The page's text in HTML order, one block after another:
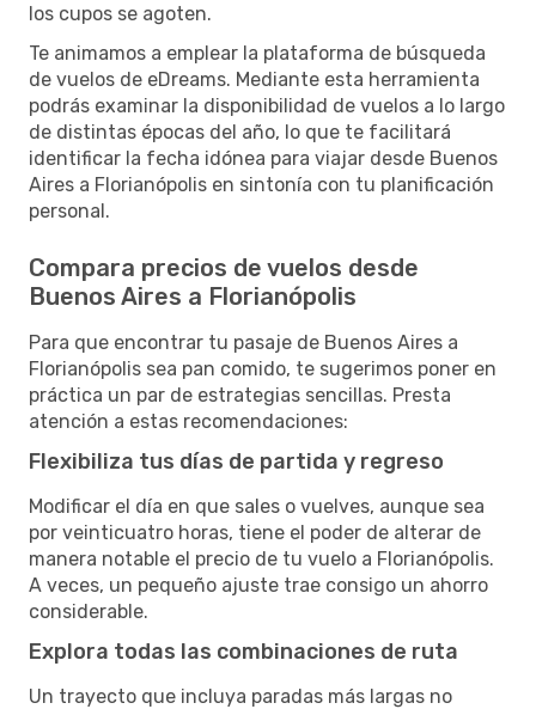
los cupos se agoten.
Te animamos a emplear la plataforma de búsqueda
de vuelos de eDreams. Mediante esta herramienta
podrás examinar la disponibilidad de vuelos a lo largo
de distintas épocas del año, lo que te facilitará
identificar la fecha idónea para viajar desde Buenos
Aires a Florianópolis en sintonía con tu planificación
personal.
Compara precios de vuelos desde
Buenos Aires a Florianópolis
Para que encontrar tu pasaje de Buenos Aires a
Florianópolis sea pan comido, te sugerimos poner en
práctica un par de estrategias sencillas. Presta
atención a estas recomendaciones:
Flexibiliza tus días de partida y regreso
Modificar el día en que sales o vuelves, aunque sea
por veinticuatro horas, tiene el poder de alterar de
manera notable el precio de tu vuelo a Florianópolis.
A veces, un pequeño ajuste trae consigo un ahorro
considerable.
Explora todas las combinaciones de ruta
Un trayecto que incluya paradas más largas no